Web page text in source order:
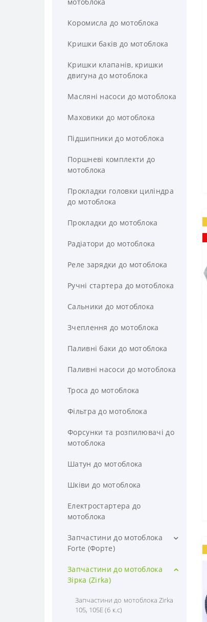
Коромисла до мотоблока
Кришки баків до мотоблока
Кришки клапанів, кришки
двигуна до мотоблока
Масляні насоси до мотоблока
Маховики до мотоблока
Підшипники до мотоблока
Поршневі комплекти до
мотоблока
Прокладки головки циліндра
до мотоблока
Прокладки до мотоблока
Радіатори до мотоблока
Реле зарядки до мотоблока
Ручні стартера до мотоблока
Сальники до мотоблока
Зчеплення до мотоблока
Паливні баки до мотоблока
Паливні насоси до мотоблока
Троса до мотоблока
Фільтра до мотоблока
Форсунки та розпилювачі до
мотоблока
Шатун до мотоблока
Шківи до мотоблока
Електростартера до
мотоблока
Запчастини до мотоблока
Forte (Форте)
Запчастини до мотоблока Forte
(Форте) 1050G (6 к.с)
Запчасти до мотоблока Forte
(Форте) 1350G (Дизель) (9 к.с)
Запчастини до мотоблока
Зірка (Zirka)
Запчастини до мотоблока Zirka
105, 105E (6 к.с)